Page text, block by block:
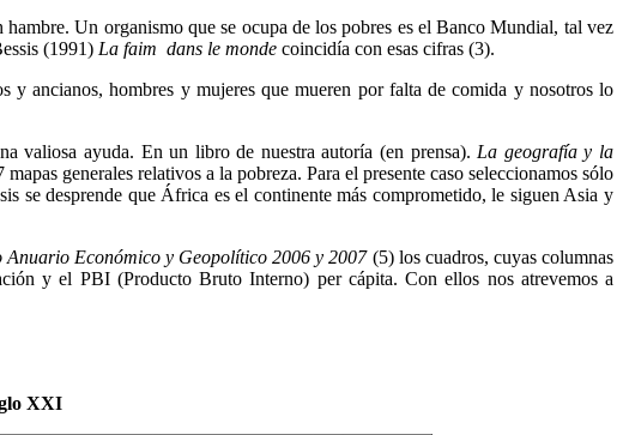
Un organismo que se ocupa de los pobres es el Banco Mundial, tal vez
(1991) La faim dans le monde coincidía con esas cifras (3).
ancianos, hombres y mujeres que mueren por falta de comida y nosotros lo
valiosa ayuda. En un libro de nuestra autoría (en prensa). La geografía y la
generales relativos a la pobreza. Para el presente caso seleccionamos sólo
se desprende que África es el continente más comprometido, le siguen Asia y
Anuario Económico y Geopolítico 2006 y 2007(5) los cuadros, cuyas columnas
y el PBI (Producto Bruto Interno) per cápita. Con ellos nos atrevemos a
XXI